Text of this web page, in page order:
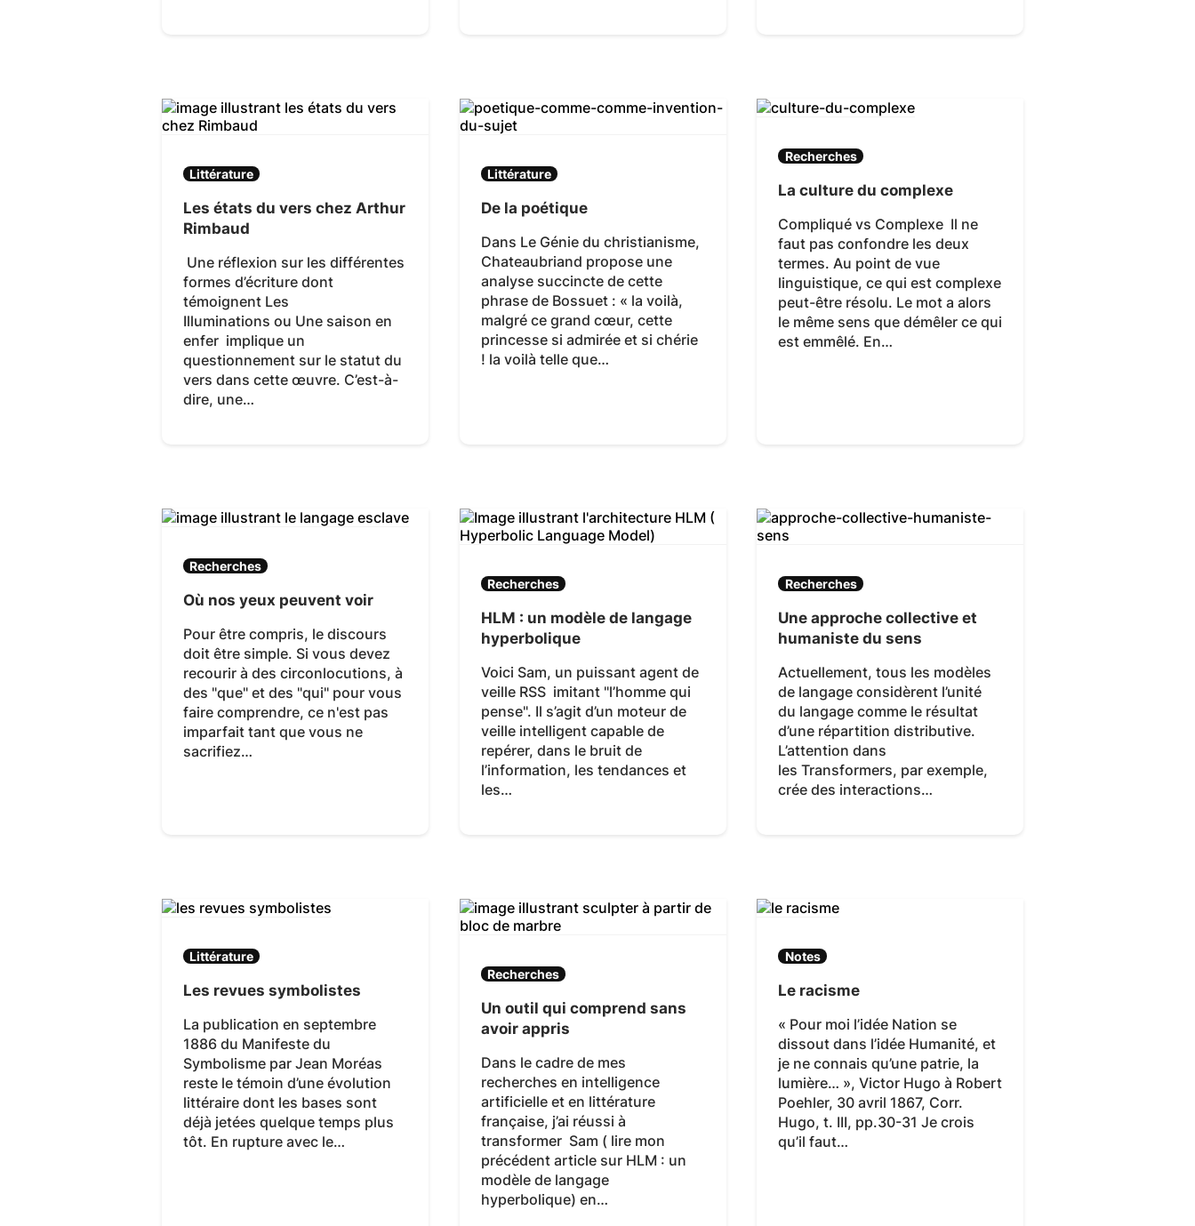
Littérature
Les états du vers chez Arthur
Rimbaud
Une réflexion sur les différentes
formes d’écriture dont
témoignent Les
Illuminations ou Une saison en
enfer implique un
questionnement sur le statut du
vers dans cette œuvre. C’est-à-
dire, une…
Littérature
De la poétique
Dans Le Génie du christianisme,
Chateaubriand propose une
analyse succincte de cette
phrase de Bossuet : « la voilà,
malgré ce grand cœur, cette
princesse si admirée et si chérie
! la voilà telle que…
Recherches
La culture du complexe
Compliqué vs Complexe Il ne
faut pas confondre les deux
termes. Au point de vue
linguistique, ce qui est complexe
peut-être résolu. Le mot a alors
le même sens que démêler ce qui
est emmêlé. En…
Recherches
Où nos yeux peuvent voir
Pour être compris, le discours
doit être simple. Si vous devez
recourir à des circonlocutions, à
des "que" et des "qui" pour vous
faire comprendre, ce n'est pas
imparfait tant que vous ne
sacrifiez…
Recherches
HLM : un modèle de langage
hyperbolique
Voici Sam, un puissant agent de
veille RSS imitant "l’homme qui
pense". Il s’agit d’un moteur de
veille intelligent capable de
repérer, dans le bruit de
l’information, les tendances et
les…
Recherches
Une approche collective et
humaniste du sens
Actuellement, tous les modèles
de langage considèrent l’unité
du langage comme le résultat
d’une répartition distributive.
L’attention dans
les Transformers, par exemple,
crée des interactions…
Littérature
Les revues symbolistes
La publication en septembre
1886 du Manifeste du
Symbolisme par Jean Moréas
reste le témoin d’une évolution
littéraire dont les bases sont
déjà jetées quelque temps plus
tôt. En rupture avec le…
Recherches
Un outil qui comprend sans
avoir appris
Dans le cadre de mes
recherches en intelligence
artificielle et en littérature
française, j’ai réussi à
transformer Sam ( lire mon
précédent article sur HLM : un
modèle de langage
hyperbolique) en…
Notes
Le racisme
« Pour moi l’idée Nation se
dissout dans l’idée Humanité, et
je ne connais qu’une patrie, la
lumière… », Victor Hugo à Robert
Poehler, 30 avril 1867, Corr.
Hugo, t. III, pp.30-31 Je crois
qu’il faut…